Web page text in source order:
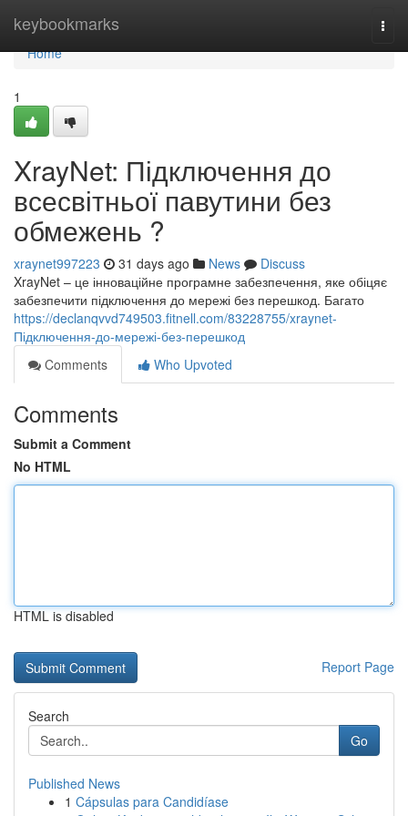
keybookmarks
Home
Home
1
XrayNet: Підключення до
всесвітньої павутини без
обмежень ?
xraynet997223 31 days ago News
Discuss
XrayNet – це інноваційне програмне забезпечення, яке обіцяє
забезпечити підключення до мережі без перешкод. Багато
https://declanqvvd749503.fitnell.com/83228755/xraynet-
Підключення-до-мережі-без-перешкод
Comments
Who Upvoted
Comments
Submit a Comment
No HTML
HTML is disabled
Report Page
Search
Go
Published News
1 Cápsulas para Candidíase